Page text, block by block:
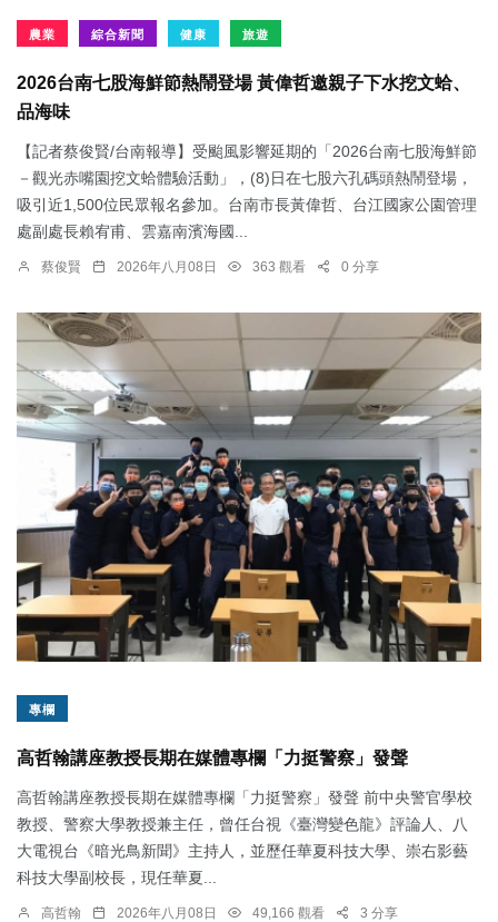
農業 綜合新聞 健康 旅遊
2026台南七股海鮮節熱鬧登場 黃偉哲邀親子下水挖文蛤、
品海味
【記者蔡俊賢/台南報導】受颱風影響延期的「2026台南七股海鮮節
－觀光赤嘴園挖文蛤體驗活動」，(8)日在七股六孔碼頭熱鬧登場，
吸引近1,500位民眾報名參加。台南市長黃偉哲、台江國家公園管理
處副處長賴宥甫、雲嘉南濱海國...
蔡俊賢 2026年八月08日 363 觀看 0 分享
專欄
高哲翰講座教授長期在媒體專欄「力挺警察」發聲
高哲翰講座教授長期在媒體專欄「力挺警察」發聲 前中央警官學校
教授、警察大學教授兼主任，曾任台視《臺灣變色龍》評論人、八
大電視台《暗光鳥新聞》主持人，並歷任華夏科技大學、崇右影藝
科技大學副校長，現任華夏...
高哲翰 2026年八月08日 49,166 觀看 3 分享